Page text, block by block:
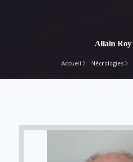
Allain Roy
Accueil Nécrologies